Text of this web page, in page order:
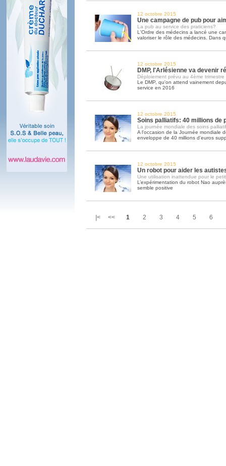
12 octobre 2015
Une campagne de pub pour
La pub au service des praticiens?
L'Ordre des médecins a lancé une
valoriser le rôle des médecins. Dans
12 octobre 2015
DMP, l'Arlésienne va devenir
Déploiement prévu au 4ème trimestre
Le DMP, qu'on attend vainement
service en 2016
12 octobre 2015
Soins palliatifs: 40 millions de
La journée mondiale des soins
A l'occasion de la Journée mondiale
enveloppe de 40 millions d'euros
12 octobre 2015
Un robot pour aider les
Une utilisation inattendue pour le
L’expérimentation du robot Nao
semble positive
|< << 1 2 3 4 5 6